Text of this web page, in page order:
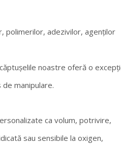
polimerilor, adezivilor, agenților
căptușelile noastre oferă o
manipulare.
ca volum, potrivire,
sau sensibile la oxigen,